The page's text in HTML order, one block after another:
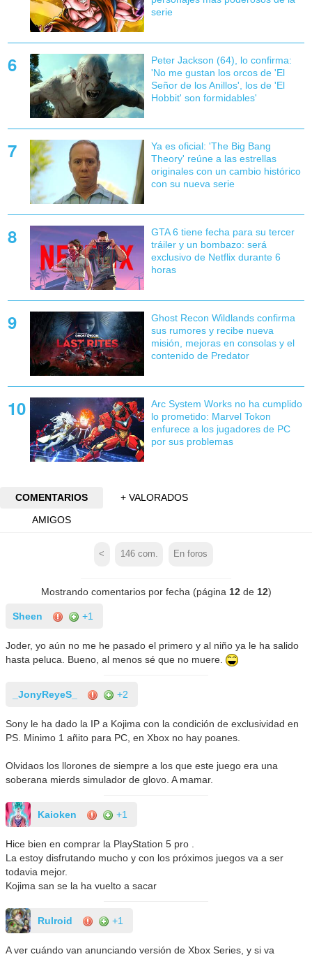
serie
Peter Jackson (64), lo confirma:
'No me gustan los orcos de 'El
Señor de los Anillos', los de 'El
Hobbit' son formidables'
Ya es oficial: 'The Big Bang
Theory' reúne a las estrellas
originales con un cambio histórico
con su nueva serie
GTA 6 tiene fecha para su tercer
tráiler y un bombazo: será
exclusivo de Netflix durante 6
horas
Ghost Recon Wildlands confirma
sus rumores y recibe nueva
misión, mejoras en consolas y el
contenido de Predator
Arc System Works no ha cumplido
lo prometido: Marvel Tokon
enfurece a los jugadores de PC
por sus problemas
COMENTARIOS
+ VALORADOS
AMIGOS
< 146com. En foros
Mostrando comentarios por fecha (página 12de 12)
Sheen +1
Joder, yo aún no me he pasado el primero y al niño ya le ha salido
hasta peluca. Bueno, al menos sé que no muere.
_JonyReyeS_ +2
Sony le ha dado la IP a Kojima con la condición de exclusividad en
PS. Minimo 1 añito para PC, en Xbox no hay poanes.
Olvidaos los llorones de siempre a los que este juego era una
soberana mierds simulador de glovo. A mamar.
Kaioken +1
Hice bien en comprar la PlayStation 5 pro .
La estoy disfrutando mucho y con los próximos juegos va a ser
todavia mejor.
Kojima san se la ha vuelto a sacar
Rulroid +1
A ver cuándo van anunciando versión de Xbox Series, y si va